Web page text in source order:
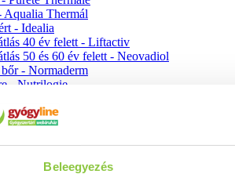
Beleegyezés
Aqualia Thermál
- Idealia
40 év felett - Liftactiv
50 és 60 év felett - Neovadiol
- Normaderm
- Nutrilogie